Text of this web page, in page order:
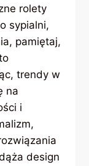
rolety
sypialni,
pamiętaj,
trendy w
na
i
design